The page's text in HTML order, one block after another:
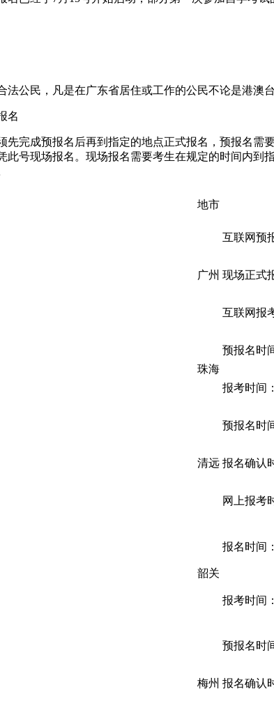
民，凡是在广东省居住或工作的公民不论是港澳
名
成预报名后再到指定的地点正式报名，预报名需
此号现场报名。现场报名需要考生在规定的时间内
地市
广州
互联网预
现场正式
互联网报
珠海
预报名时
报考时间
清远
预报名时
报名确认
网上报考
韶关
报名时间
报考时间
梅州
预报名时
报名确认